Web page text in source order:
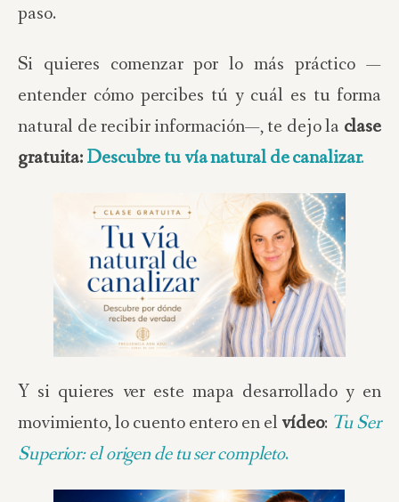
paso.
Si quieres comenzar por lo más práctico —
entender cómo percibes tú y cuál es tu forma
natural de recibir información—, te dejo la clase
gratuita:Descubre tu vía natural de canalizar.
Y si quieres ver este mapa desarrollado y en
movimiento, lo cuento entero en el vídeo: Tu Ser
Superior: el origen de tu ser completo.